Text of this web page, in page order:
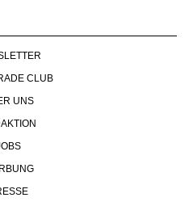
CLUB
UNS